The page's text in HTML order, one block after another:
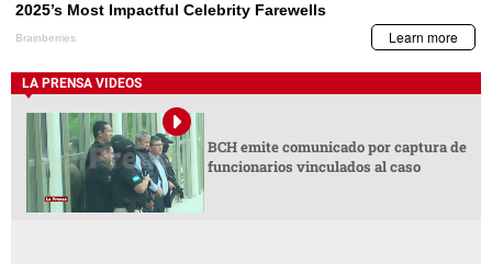
LA PRENSA VIDEOS
BCH emite comunicado por captura de
funcionarios vinculados al caso